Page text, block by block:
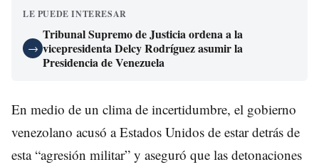
LE PUEDE INTERESAR
→
Tribunal Supremo de Justicia ordena a la
vicepresidenta Delcy Rodríguez asumir la
Presidencia de Venezuela
En medio de un clima de incertidumbre, el gobierno
venezolano acusó a Estados Unidos de estar detrás de
esta “agresión militar” y aseguró que las detonaciones